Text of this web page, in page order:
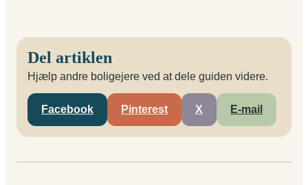
Del artiklen
Hjælp andre boligejere ved at dele guiden videre.
Facebook Pinterest X E-mail